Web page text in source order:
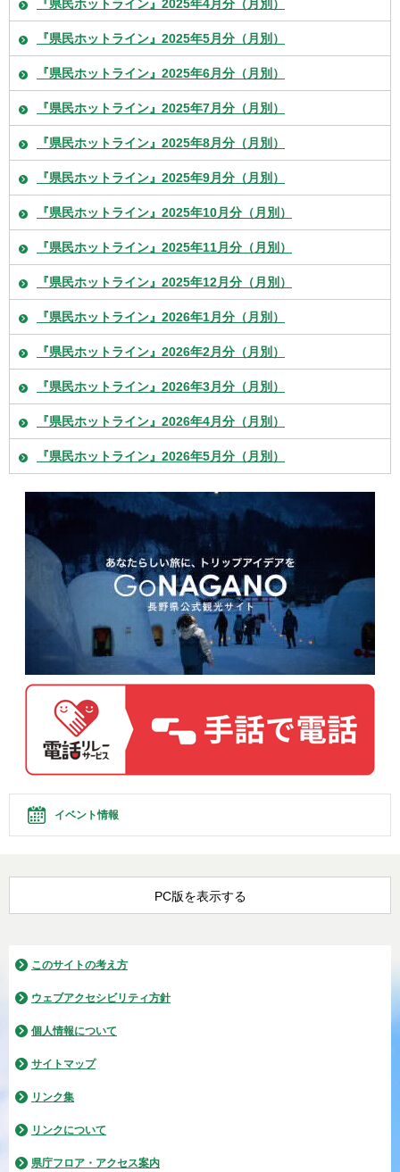
『県民ホットライン』2025年4月分（月別）
『県民ホットライン』2025年5月分（月別）
『県民ホットライン』2025年6月分（月別）
『県民ホットライン』2025年7月分（月別）
『県民ホットライン』2025年8月分（月別）
『県民ホットライン』2025年9月分（月別）
『県民ホットライン』2025年10月分（月別）
『県民ホットライン』2025年11月分（月別）
『県民ホットライン』2025年12月分（月別）
『県民ホットライン』2026年1月分（月別）
『県民ホットライン』2026年2月分（月別）
『県民ホットライン』2026年3月分（月別）
『県民ホットライン』2026年4月分（月別）
『県民ホットライン』2026年5月分（月別）
イベント情報
PC版を表示する
このサイトの考え方
ウェブアクセシビリティ方針
個人情報について
サイトマップ
リンク集
リンクについて
県庁フロア・アクセス案内